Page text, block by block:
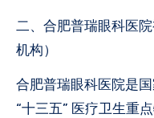
二、合肥普瑞眼科医
机构）
合肥普瑞眼科医院是
“十三五” 医疗卫生重